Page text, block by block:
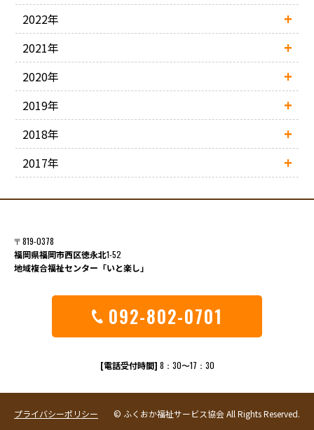
2022年
2021年
2020年
2019年
2018年
2017年
〒819-0378
福岡県福岡市西区徳永北1-52
地域複合福祉センター「いと楽し」
092-802-0701
[電話受付時間] 8：30〜17：30
プライバシーポリシー © ふくおか福祉サービス協会 All Rights Reserved.